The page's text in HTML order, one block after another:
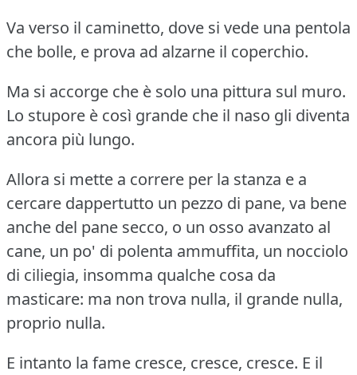
Va verso il caminetto, dove si vede una pentola
che bolle, e prova ad alzarne il coperchio.
Ma si accorge che è solo una pittura sul muro.
Lo stupore è così grande che il naso gli diventa
ancora più lungo.
Allora si mette a correre per la stanza e a
cercare dappertutto un pezzo di pane, va bene
anche del pane secco, o un osso avanzato al
cane, un po' di polenta ammuffita, un nocciolo
di ciliegia, insomma qualche cosa da
masticare: ma non trova nulla, il grande nulla,
proprio nulla.
E intanto la fame cresce, cresce, cresce. E il